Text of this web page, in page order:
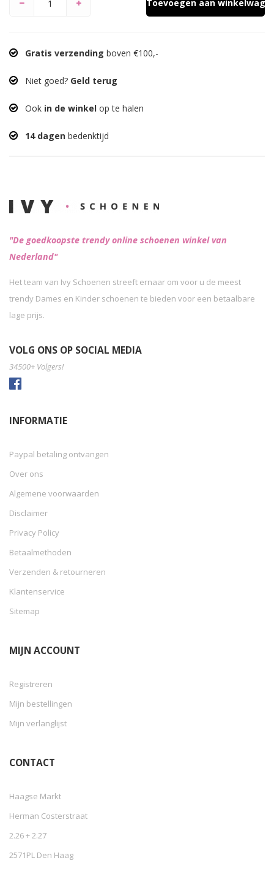
Toevoegen aan
Gratis verzending boven €100,-
Niet goed? Geld terug
Ook in de winkel op te halen
14 dagen bedenktijd
"De goedkoopste trendy online schoenen winkel van
Nederland"
Het team van Ivy Schoenen streeft ernaar om voor u de meest
trendy Dames en Kinder schoenen te bieden voor een betaalbare
lage prijs.
VOLG ONS OP SOCIAL MEDIA
34500+ Volgers!
INFORMATIE
Paypal betaling ontvangen
Over ons
Algemene voorwaarden
Disclaimer
Privacy Policy
Betaalmethoden
Verzenden & retourneren
Klantenservice
Sitemap
MIJN ACCOUNT
Registreren
Mijn bestellingen
Mijn verlanglijst
CONTACT
Haagse Markt
Herman Costerstraat
2.26 + 2.27
2571PL Den Haag